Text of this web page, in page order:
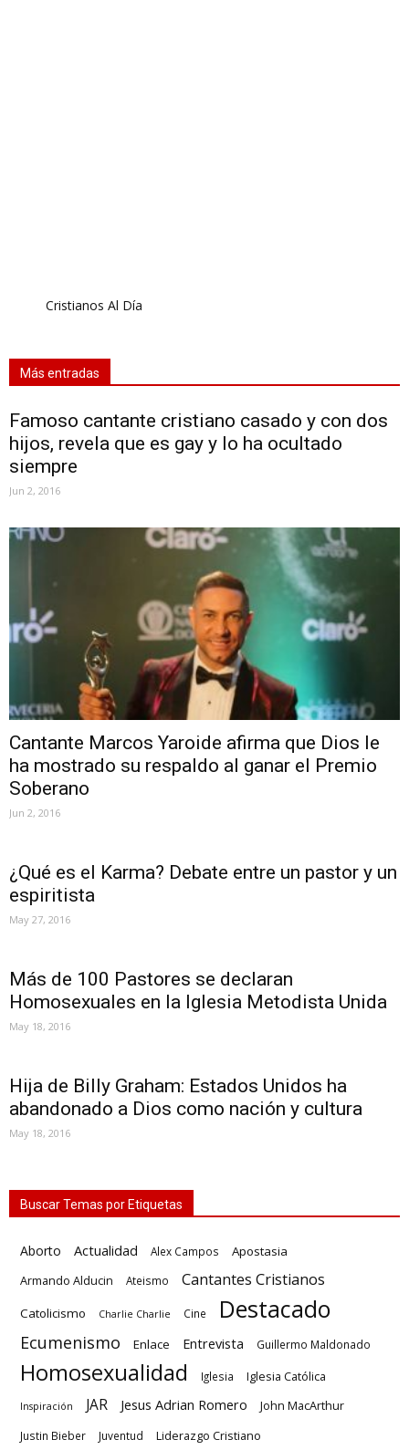
Cristianos Al Día
Más entradas
Famoso cantante cristiano casado y con dos
hijos, revela que es gay y lo ha ocultado
siempre
Jun 2, 2016
Cantante Marcos Yaroide afirma que Dios le
ha mostrado su respaldo al ganar el Premio
Soberano
Jun 2, 2016
¿Qué es el Karma? Debate entre un pastor y un
espiritista
May 27, 2016
Más de 100 Pastores se declaran
Homosexuales en la Iglesia Metodista Unida
May 18, 2016
Hija de Billy Graham: Estados Unidos ha
abandonado a Dios como nación y cultura
May 18, 2016
Buscar Temas por Etiquetas
Aborto Actualidad Alex Campos
Apostasia
Armando Alducin
Ateismo Cantantes Cristianos
Catolicismo Charlie Charlie Cine Destacado
Ecumenismo Enlace Entrevista Guillermo Maldonado
Homosexualidad Iglesia Iglesia Católica
Inspiración JAR Jesus Adrian Romero John MacArthur
Justin Bieber Juventud Liderazgo Cristiano